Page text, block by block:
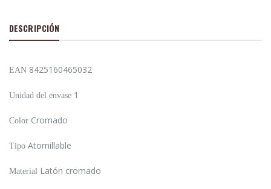
DESCRIPCIÓN
EAN 8425160465032
Unidad del envase 1
Color Cromado
Tipo Atornillable
Material Latón cromado